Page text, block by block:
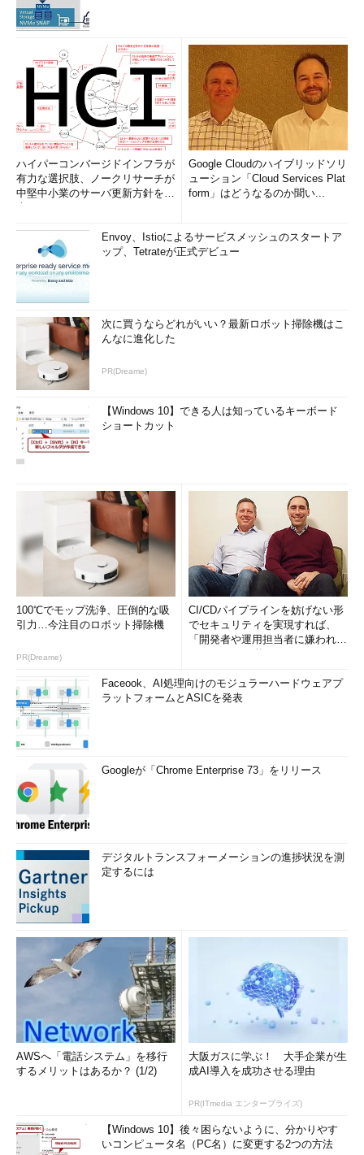
ハイパーコンバージドインフラが
有力な選択肢、ノークリサーチが
中堅中小業のサーバ更新方針を調
Google Cloudのハイブリッドソリ
ューション「Cloud Services Plat
form」はどうなるのか聞い...
Envoy、Istioによるサービスメッシュのスタートア
ップ、Tetrateが正式デビュー
次に買うならどれがいい？最新ロボット掃除機はこ
んなに進化した
PR(Dreame)
【Windows 10】できる人は知っているキーボード
ショートカット
100℃でモップ洗浄、圧倒的な吸
引力…今注目のロボット掃除機
PR(Dreame)
CI/CDパイプラインを妨げない形
でセキュリティを実現すれば、
「開発者や運用担当者に嫌われな
Faceook、AI処理向けのモジュラーハードウェアプ
ラットフォームとASICを発表
Googleが「Chrome Enterprise 73」をリリース
デジタルトランスフォーメーションの進捗状況を測
定するには
AWSへ「電話システム」を移行
するメリットはあるか？ (1/2)
大阪ガスに学ぶ！ 大手企業が生
成AI導入を成功させる理由
PR(ITmedia エンタープライズ)
【Windows 10】後々困らないように、分かりやす
いコンピュータ名（PC名）に変更する2つの方法